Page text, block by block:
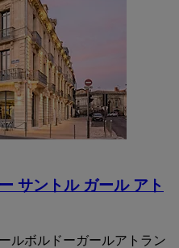
サントル ガール アト
ルボルドーガールアトラン